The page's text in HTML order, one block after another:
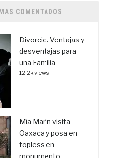
MAS COMENTADOS
Divorcio. Ventajas y
desventajas para
una Familia
12.2k views
Mía Marín visita
Oaxaca y posa en
topless en
monumento